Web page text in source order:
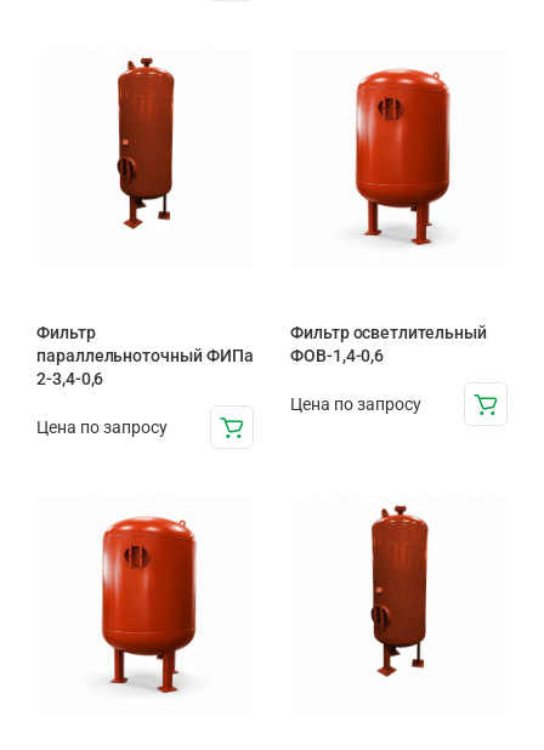
Фильтр
параллельноточный ФИПа
2-3,4-0,6
Цена по запросу
Фильтр осветлительный
ФОВ-1,4-0,6
Цена по запросу